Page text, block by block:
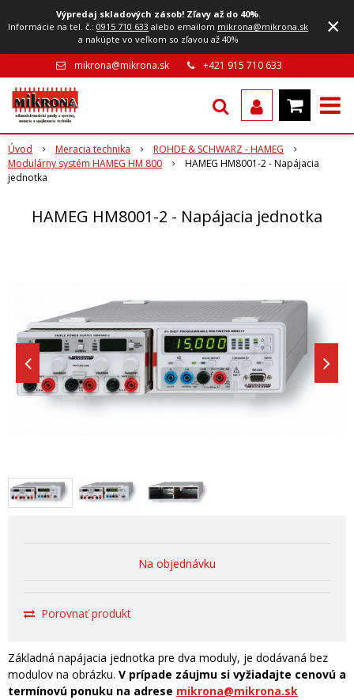
Výpredaj skladových zásob! Zľavy až do 40%.
Informácie na tel. č.:0915 710 633 alebo emailom mikrona@mikrona.sk
a nakúpte vo veľkom so zľavou až 40%
×
mikrona@mikrona.sk +421 915 710 633
Úvod Meracia technika
ROHDE & SCHWARZ - HAMEG
Modulárny systém HAMEG HM 800
HAMEG HM8001-2 - Napájacia
jednotka
HAMEG HM8001-2 - Napájacia jednotka
Na objednávku
Porovnať produkt
Základná napájacia jednotka pre dva moduly, je dodávaná bez
modulov na obrázku. V prípade záujmu si vyžiadajte cenovú a
termínovú ponuku na adrese mikrona@mikrona.sk